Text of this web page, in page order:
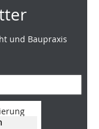
und Baupraxis